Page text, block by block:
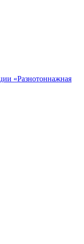
«Разнотоннажная